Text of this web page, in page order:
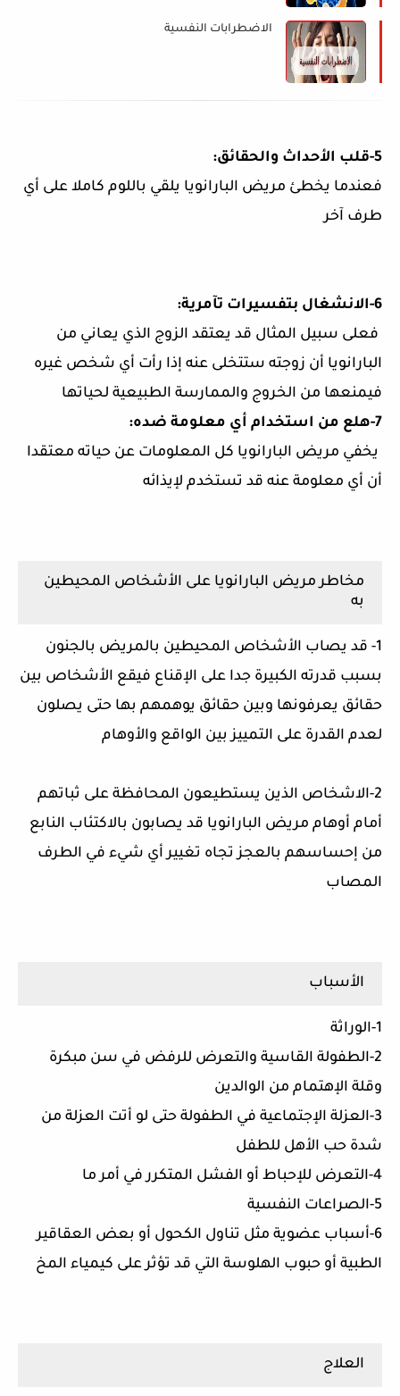
الاضطرابات النفسية
5-قلب الأحداث والحقائق:
فعندما يخطئ مريض البارانويا يلقي باللوم كاملا على أي
طرف آخر
6-الانشغال بتفسيرات تآمرية:
فعلى سبيل المثال قد يعتقد الزوج الذي يعاني من
البارانويا أن زوجته ستتخلى عنه إذا رأت أي شخص غيره
فيمنعها من الخروج والممارسة الطبيعية لحياتها
7-هلع من استخدام أي معلومة ضده:
يخفي مريض البارانويا كل المعلومات عن حياته معتقدا
أن أي معلومة عنه قد تستخدم لإيذائه
مخاطر مريض البارانويا على الأشخاص المحيطين
به
1- قد يصاب الأشخاص المحيطين بالمريض بالجنون
بسبب قدرته الكبيرة جدا على الإقناع فيقع الأشخاص بين
حقائق يعرفونها وبين حقائق يوهمهم بها حتى يصلون
لعدم القدرة على التمييز بين الواقع والأوهام
2-الاشخاص الذين يستطيعون المحافظة على ثباتهم
أمام أوهام مريض البارانويا قد يصابون بالاكتئاب النابع
من إحساسهم بالعجز تجاه تغيير أي شيء في الطرف
المصاب
الأسباب
1-الوراثة
2-الطفولة القاسية والتعرض للرفض في سن مبكرة
وقلة الإهتمام من الوالدين
3-العزلة الإجتماعية في الطفولة حتى لو أتت العزلة من
شدة حب الأهل للطفل
4-التعرض للإحباط أو الفشل المتكرر في أمر ما
5-الصراعات النفسية
6-أسباب عضوية مثل تناول الكحول أو بعض العقاقير
الطبية أو حبوب الهلوسة التي قد تؤثر على كيمياء المخ
العلاج